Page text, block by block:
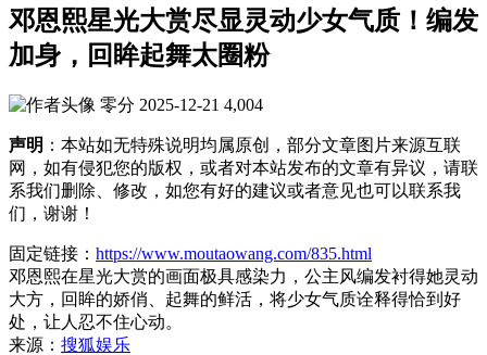
邓恩熙星光大赏尽显灵动少女气质！编发
加身，回眸起舞太圈粉
零分 2025-12-21 4,004
声明 ：本站如无特殊说明均属原创，部分文章图片来源互联
网，如有侵犯您的版权，或者对本站发布的文章有异议，请联
系我们删除、修改，如您有好的建议或者意见也可以联系我
们，谢谢！
固定链接： https://www.moutaowang.com/835.html
邓恩熙在星光大赏的画面极具感染力，公主风编发衬得她灵动
大方，回眸的娇俏、起舞的鲜活，将少女气质诠释得恰到好
处，让人忍不住心动。
来源： 搜狐娱乐